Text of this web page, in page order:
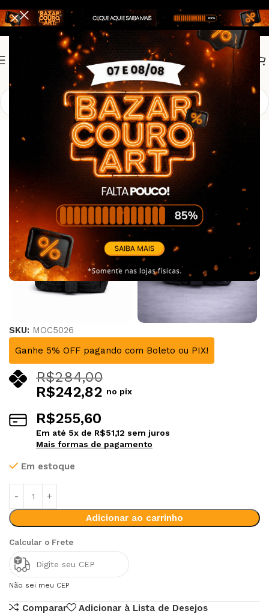
Outlet2
Mochila Tática Militar – Preta
SKU: MOC5026
Ganhe 5% OFF pagando com Boleto ou PIX!
R$284,00
R$242,82 no pix
R$255,60
Em até 5x de R$51,12 sem juros
Mais formas de pagamento
Em estoque
Adicionar ao carrinho
Calcular o Frete
Não sei meu CEP
Alternative:
Comparar Adicionar à Lista de Desejos